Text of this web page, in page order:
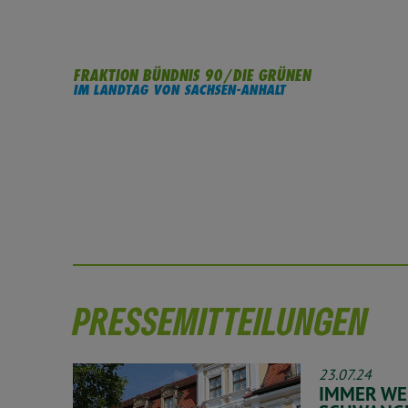
FRAKTION BÜNDNIS 90/DIE GRÜNEN
IM LANDTAG VON SACHSEN-ANHALT
PRESSEMITTEILUNGEN
23.07.24
IMMER